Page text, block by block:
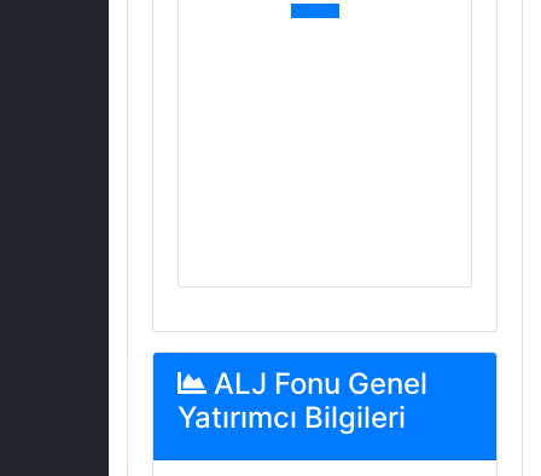
ALJ Fonu Genel
Yatırımcı Bilgileri